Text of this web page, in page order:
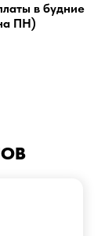
в будние
ПН)